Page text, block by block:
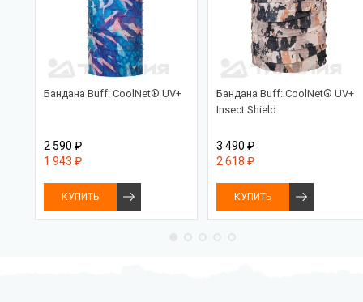
Бандана Buff: CoolNet® UV+
2 590 ₽
1 943 ₽
КУПИТЬ
Бандана Buff: CoolNet® UV+
Insect Shield
3 490 ₽
2 618 ₽
КУПИТЬ